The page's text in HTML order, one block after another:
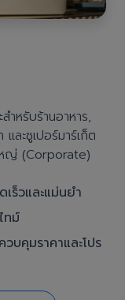
สำหรับร้านอาหาร,
ละซูเปอร์มาร์เก็ต
หญ่ (Corporate)
ร็วและแม่นยำ
ทม์
บคุมราคาและโปร